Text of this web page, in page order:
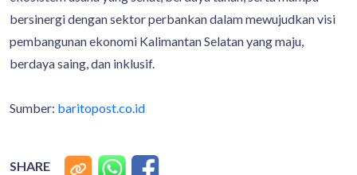
bersinergi dengan sektor perbankan dalam mewujudkan visi
pembangunan ekonomi Kalimantan Selatan yang maju,
berdaya saing, dan inklusif.
Sumber: baritopost.co.id
SHARE